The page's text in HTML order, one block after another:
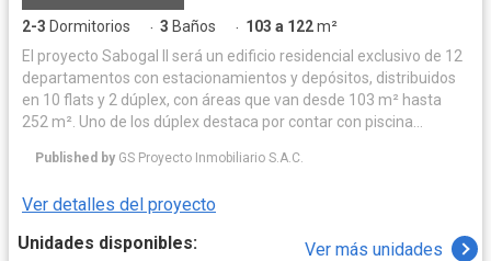
2-3 Dormitorios · 3 Baños · 103 a 122m²
El proyecto Sabogal II será un edificio residencial exclusivo de 12
departamentos con estacionamientos y depósitos, distribuidos
en 10 flats y 2 dúplex, con áreas que van desde 103 m² hasta
252 m². Uno de los dúplex destaca por contar con piscina
segundo ofrece una amplia terraza con parrilla, ideal para el
Published by GS Proyecto Inmobiliario S.A.C.
Ver detalles del proyecto
Unidades disponibles:
Ver más unidades